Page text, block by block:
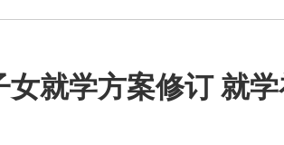
就学方案修订 就